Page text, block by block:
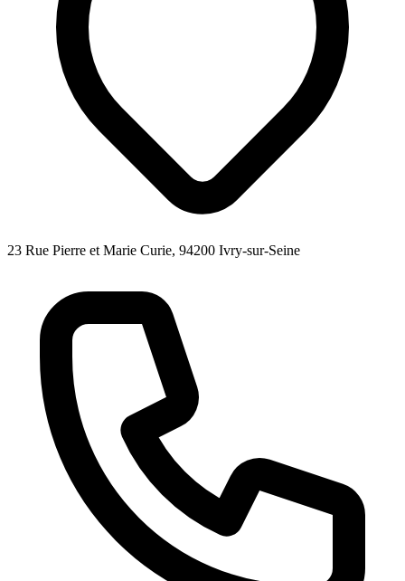
23 Rue Pierre et Marie Curie, 94200 Ivry-sur-Seine